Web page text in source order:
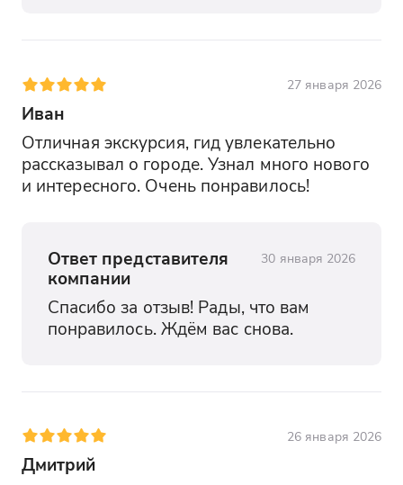
27 января 2026
Иван
Отличная экскурсия, гид увлекательно
рассказывал о городе. Узнал много нового
и интересного. Очень понравилось!
Ответ представителя
компании
30 января 2026
Спасибо за отзыв! Рады, что вам
понравилось. Ждём вас снова.
26 января 2026
Дмитрий